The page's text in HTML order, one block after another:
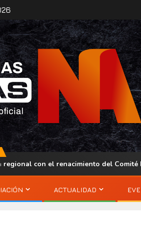
con el renacimiento del Comité
ACTUALIDAD